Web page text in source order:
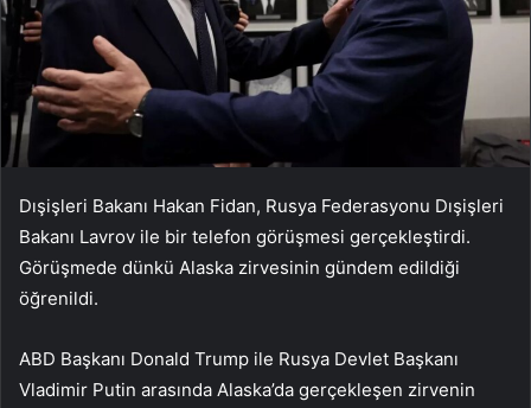
Dışişleri Bakanı Hakan Fidan, Rusya Federasyonu Dışişleri
Bakanı Lavrov ile bir telefon görüşmesi gerçekleştirdi.
Görüşmede dünkü Alaska zirvesinin gündem edildiği
öğrenildi.
ABD Başkanı Donald Trump ile Rusya Devlet Başkanı
Vladimir Putin arasında Alaska’da gerçekleşen zirvenin